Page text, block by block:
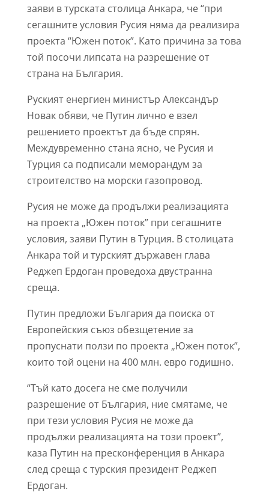
заяви в турската столица Анкара, че “при
сегашните условия Русия няма да реализира
проекта “Южен поток”. Като причина за това
той посочи липсата на разрешение от
страна на България.
Руският енергиен министър Александър
Новак обяви, че Путин лично е взел
решението проектът да бъде спрян.
Междувременно стана ясно, че Русия и
Турция са подписали меморандум за
строителство на морски газопровод.
Русия не може да продължи реализацията
на проекта „Южен поток” при сегашните
условия, заяви Путин в Турция. В столицата
Анкара той и турският държавен глава
Реджеп Ердоган проведоха двустранна
среща.
Путин предложи България да поиска от
Европейския съюз обезщетение за
пропуснати ползи по проекта „Южен поток”,
които той оцени на 400 млн. евро годишно.
“Тъй като досега не сме получили
разрешение от България, ние смятаме, че
при тези условия Русия не може да
продължи реализацията на този проект”,
каза Путин на пресконференция в Анкара
след среща с турския президент Реджеп
Ердоган.